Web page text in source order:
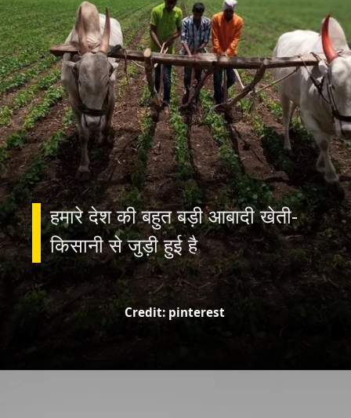
हमारे देश की बहुत बड़ी आबादी खेती-
किसानी से जुड़ी हुई है
Credit: pinterest